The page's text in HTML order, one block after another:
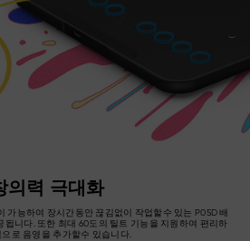
의력 극대화
가능하여 장시간동안 끊김없이 작업할수 있는 P05D 배
됩니다. 또한 최대 60도의 틸트 기능을 지원하여 편리하
으로 음영을 추가할수 있습니다.